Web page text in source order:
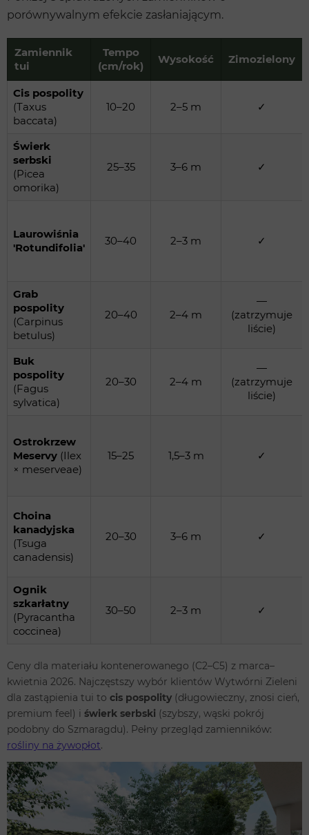
porównywalnym efekcie zasłaniającym.
Zamiennik
tui
Tempo
(cm/rok)
Wysokość Zimozielony
Cis pospolity
(Taxus
baccata)
10–20 2–5 m ✓
Świerk
serbski
(Picea
omorika)
25–35 3–6 m ✓
Laurowiśnia
'Rotundifolia'
30–40 2–3 m ✓
Grab
pospolity
(Carpinus
betulus)
20–40 2–4 m
—
(zatrzymuje
liście)
Buk
pospolity
(Fagus
sylvatica)
20–30 2–4 m
—
(zatrzymuje
liście)
Ostrokrzew
Meservy (Ilex
× meserveae)
15–25 1,5–3 m ✓
Choina
kanadyjska
(Tsuga
canadensis)
20–30 3–6 m ✓
Ognik
szkarłatny
(Pyracantha
coccinea)
30–50 2–3 m ✓
Ceny dla materiału kontenerowanego (C2–C5) z marca–
kwietnia 2026. Najczęstszy wybór klientów Wytwórni Zieleni
dla zastąpienia tui to cis pospolity (długowieczny, znosi cień,
premium feel) i świerk serbski (szybszy, wąski pokrój
podobny do Szmaragdu). Pełny przegląd zamienników:
rośliny na żywopłot.